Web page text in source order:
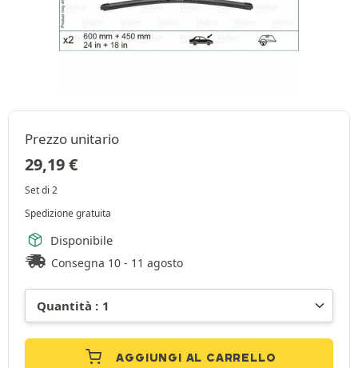
Prezzo unitario
29,19€
Set di 2
Spedizione gratuita
Disponibile
Consegna 10 - 11 agosto
AGGIUNGI AL CARRELLO